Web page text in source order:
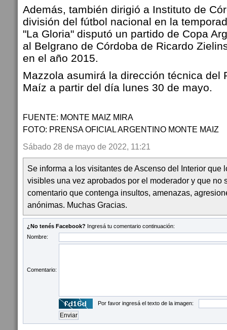
Además, también dirigió a Instituto de
división del fútbol nacional en la
"La Gloria" disputó un partido de Copa
al Belgrano de Córdoba de Ricardo
en el año 2015.
Mazzola asumirá la dirección técnica del
Maíz a partir del día lunes 30 de mayo.
FUENTE: MONTE MAIZ MIRA
FOTO: PRENSA OFICIAL ARGENTINO MONTE MAIZ
Sábado 28 de mayo de 2022, 11:21
Se informa a los visitantes de Ascenso del Interior que
visibles una vez aprobados por el moderador y que no
comentario que contenga insultos, amenazas,
anónimas. Muchas Gracias.
¿No tenés Facebook? Ingresá tu comentario continuación:
Nombre:
Comentario:
Por favor ingresá el texto de la imagen: